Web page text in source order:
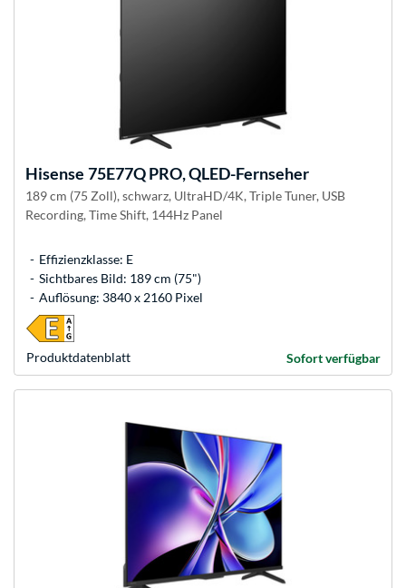
Hisense 75E77Q PRO, QLED-Fernseher
189 cm (75 Zoll), schwarz, UltraHD/4K, Triple Tuner, USB
Recording, Time Shift, 144Hz Panel
Effizienzklasse: E
Sichtbares Bild: 189 cm (75")
Auflösung: 3840 x 2160 Pixel
Produkt­datenblatt Sofort verfügbar